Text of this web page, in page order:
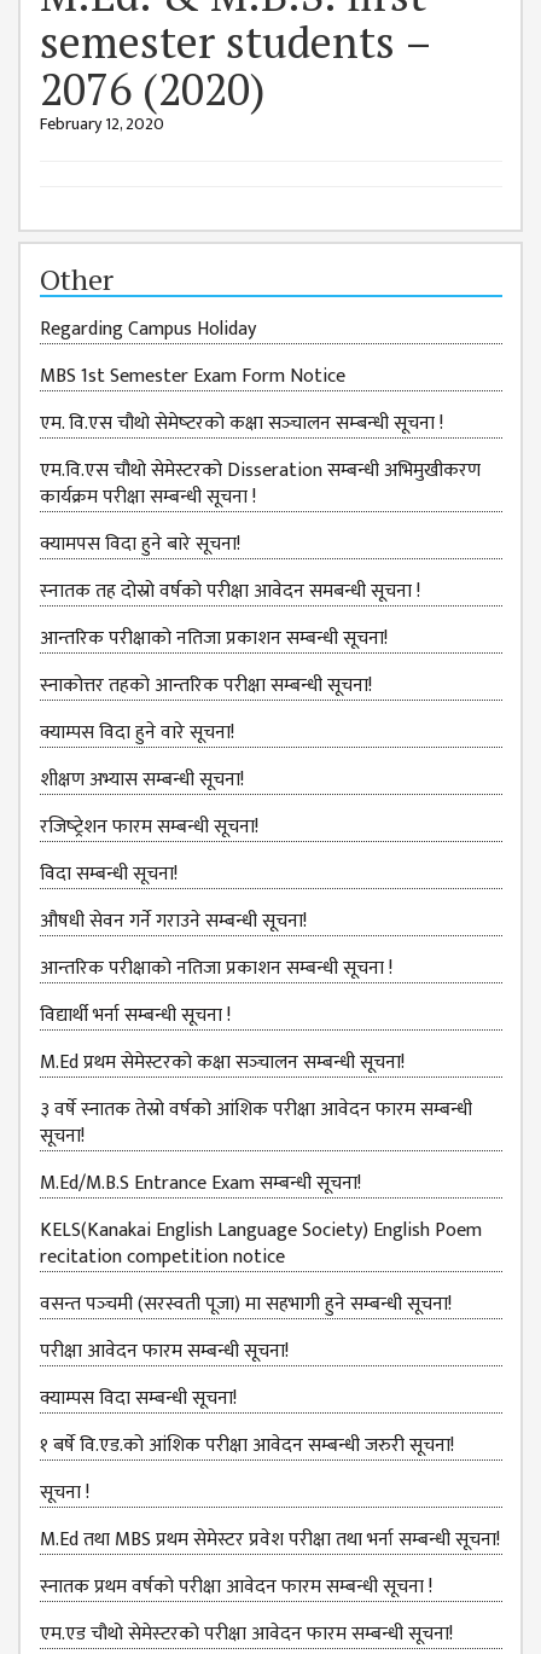
GENERAL
ASSEMBLY
CAMPUS
MANAGEMENT
COMMITTEE
COMMITTEE
COMMITTEE
SELF-
ASSESSMENT
TEAM (SAT)
INTERNAL
QUALITY
ASSURANCE
COMMITTEE
(IQAC)
SCHOLARSHIP
& STUDENTS
ASSISTANCE
COMMITTEE
EMIS UNIT
RESEARCH
MANAGEMENT
CELL
EDUCATIONAL
CONSULTANT
OTHER
COMMITTEE &
CELL
EXAMINATION
MANAGEMENT
COMMITTEE
LIBRARY
MANAGEMENT
COMMITTEE
COMPUTER
MANAGEMENT
CELL
PRACTICE
TEACHING
MANAGEMENT
CELL
DEPARTMENT
ECA
DEPARTMENT
NEPALI
DEPARTMENT
semester students –
2076 (2020)
February 12, 2020
Other
Regarding Campus Holiday
MBS 1st Semester Exam Form Notice
एम. वि.एस चौथो सेमेष्‍टरको कक्षा सञ्‍चालन सम्‍बन्‍धी सूचना !
एम.वि.एस चौथो सेमेस्टरको Disseration सम्बन्धी अभिमुखीकरण
कार्यक्रम परीक्षा सम्बन्धी सूचना !
क्यामपस विदा हुने बारे सूचना!
स्‍नातक तह दोस्रो वर्षको परीक्षा आवेदन समबन्धी सूचना !
आन्तरिक परीक्षाको नतिजा प्रकाशन सम्बन्धी सूचना!
स्नाकोत्तर तहको आन्तरिक परीक्षा सम्बन्धी सूचना!
क्याम्पस विदा हुने वारे सूचना!
शीक्षण अभ्यास सम्बन्धी सूचना!
रजिष्‍ट्रेशन फारम सम्बन्धी सूचना!
विदा सम्बन्धी सूचना!
औषधी सेवन गर्ने गराउने सम्बन्धी सूचना!
आन्तरिक परीक्षाको नतिजा प्रकाशन सम्बन्धी सूचना !
विद्यार्थी भर्ना सम्बन्धी सूचना !
M.Ed प्रथम सेमेस्टरको कक्षा सञ्‍चालन सम्बन्धी सूचना!
३ वर्षे स्नातक तेस्रो वर्षको आंशिक परीक्षा आवेदन फारम सम्बन्धी
सूचना!
M.Ed/M.B.S Entrance Exam सम्बन्धी सूचना!
KELS(Kanakai English Language Society) English Poem
recitation competition notice
वसन्त पञ्‍चमी (सरस्वती पूजा) मा सहभागी हुने सम्बन्धी सूचना!
परीक्षा आवेदन फारम सम्बन्धी सूचना!
क्याम्पस विदा सम्बन्धी सूचना!
१ बर्षे वि.एड.को आंशिक परीक्षा आवेदन सम्बन्धी जरुरी सूचना!
सूचना !
M.Ed तथा MBS प्रथम सेमेस्टर प्रवेश परीक्षा तथा भर्ना सम्बन्धी सूचना!
स्नातक प्रथम वर्षको परीक्षा आवेदन फारम सम्बन्धी सूचना !
एम.एड चौथो सेमेस्‍टरको परीक्षा आवेदन फारम सम्बन्धी सूचना!